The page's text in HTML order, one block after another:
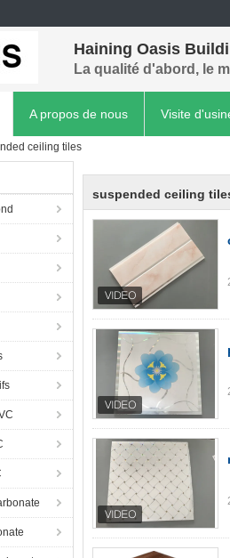
Haining Oasis
La qualité d'abord, le
A propos de nous Visite
ceiling tiles
suspended ceiling